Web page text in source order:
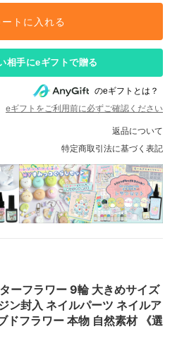
ートに入れる
相手にeギフトで贈る
のeギフトとは？
eギフトをご利用前に必ずご確認ください
返品について
特定商取引法に基づく表記
ーフラワー 9輪 大きめサイズ
ン封入 ネイルパーツ ネイルア
ドフラワー 本物 自然素材 《選